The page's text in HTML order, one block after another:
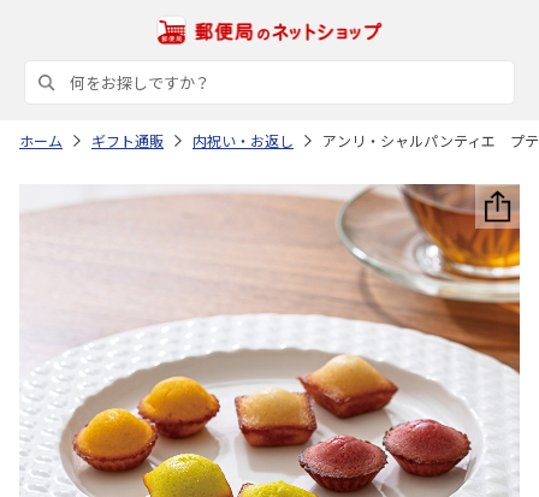
ホーム ギフト通販 内祝い・お返し アンリ・シャルパンティエ プ